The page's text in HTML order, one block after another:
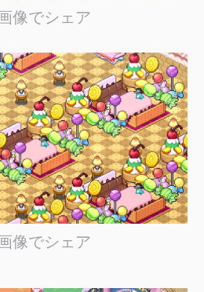
像でシェア
像でシェア